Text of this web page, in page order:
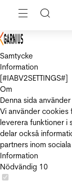
Samtycke
Information
[#IABV2SETTINGS#]
Om
Denna sida
Vi använder cookies
leverera funktioner i
delar också
partners inom
Information
Nödvändig 10